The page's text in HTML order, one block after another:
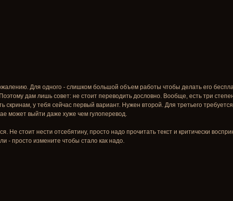
Для одного - слишком большой объем работы чтобы делать его
дам лишь совет: не стоит переводить дословно. Вообще, есть три
скринам, у тебя сейчас первый вариант. Нужен второй. Для третьего
может выйти даже хуже чем гулоперевод.
Не стоит нести отсебятину, просто надо прочитать текст и критически
- просто измените чтобы стало как надо.